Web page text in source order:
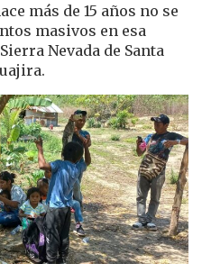
más de 15 años no se
masivos en esa
Nevada de Santa